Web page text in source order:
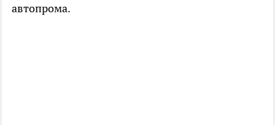
автопрома.